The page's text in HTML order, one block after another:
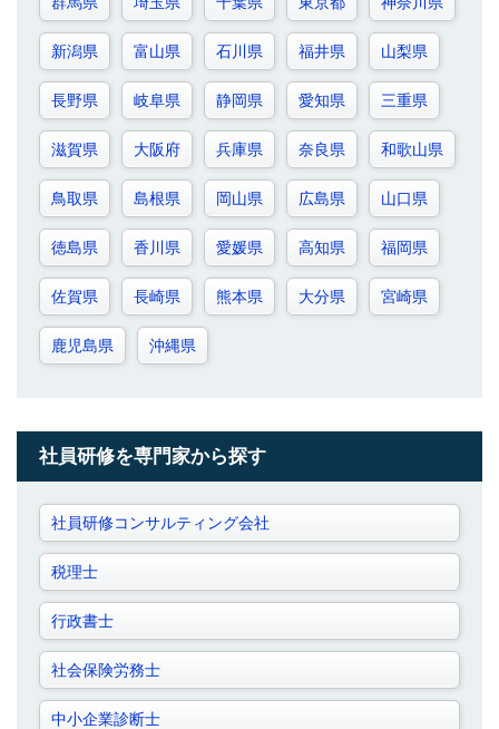
新潟県 富山県 石川県 福井県 山梨県
長野県 岐阜県 静岡県 愛知県 三重県
滋賀県 大阪府 兵庫県 奈良県 和歌山県
鳥取県 島根県 岡山県 広島県 山口県
徳島県 香川県 愛媛県 高知県 福岡県
佐賀県 長崎県 熊本県 大分県 宮崎県
鹿児島県 沖縄県
社員研修を専門家から探す
社員研修コンサルティング会社
税理士
行政書士
社会保険労務士
中小企業診断士